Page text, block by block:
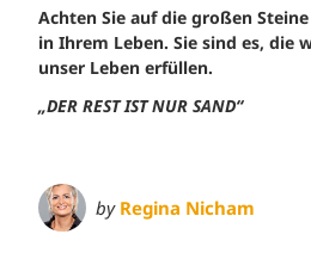
Achten Sie auf die großen
in Ihrem Leben. Sie sind es, die
unser Leben erfüllen.
„DER REST IST NUR SAND“
by Regina Nicham